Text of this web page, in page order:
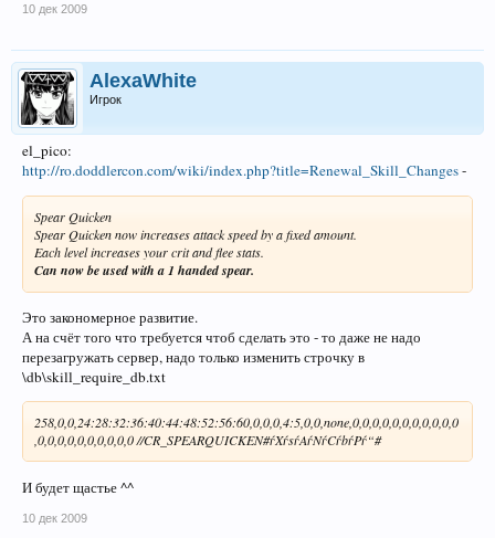
10 дек 2009
AlexaWhite
Игрок
el_pico:
http://ro.doddlercon.com/wiki/index.php?title=Renewal_Skill_Changes-
Spear Quicken
Spear Quicken now increases attack speed by a fixed amount.
Each level increases your crit and flee stats.
Can now be used with a 1 handed spear.
Это закономерное развитие.
А на счёт того что требуется чтоб сделать это - то даже не надо
перезагружать сервер, надо только изменить строчку в
\db\skill_require_db.txt
258,0,0,24:28:32:36:40:44:48:52:56:60,0,0,0,4:5,0,0,none,0,0,0,0,0,0,0,0,0,0,0
,0,0,0,0,0,0,0,0,0,0 //CR_SPEARQUICKEN#ѓXѓsѓAѓNѓCѓbѓPѓ“#
И будет щастье ^^
10 дек 2009